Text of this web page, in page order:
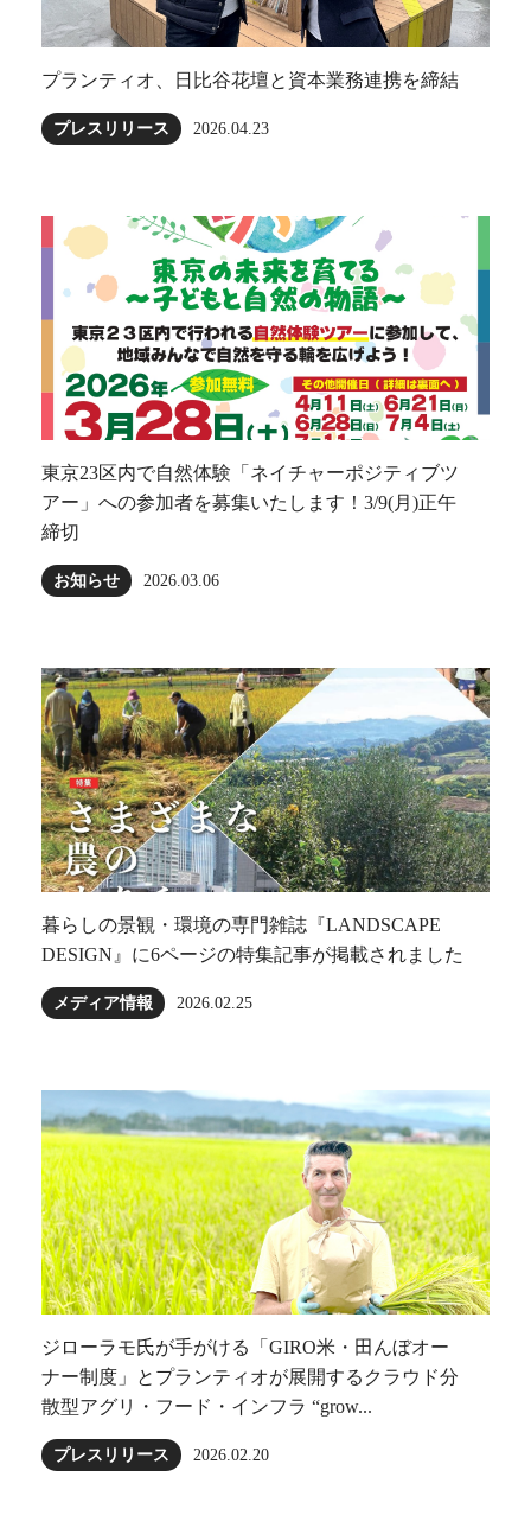
プランティオ、日比谷花壇と資本業務連携を締結
プレスリリース 2026.04.23
東京23区内で自然体験「ネイチャーポジティブツ
アー」への参加者を募集いたします！3/9(月)正午
締切
お知らせ 2026.03.06
暮らしの景観・環境の専門雑誌『LANDSCAPE
DESIGN』に6ページの特集記事が掲載されました
メディア情報 2026.02.25
ジローラモ⽒が⼿がける「GIRO⽶・田んぼオー
ナー制度」とプランティオが展開するクラウド分
散型アグリ・フード・インフラ “grow...
プレスリリース 2026.02.20